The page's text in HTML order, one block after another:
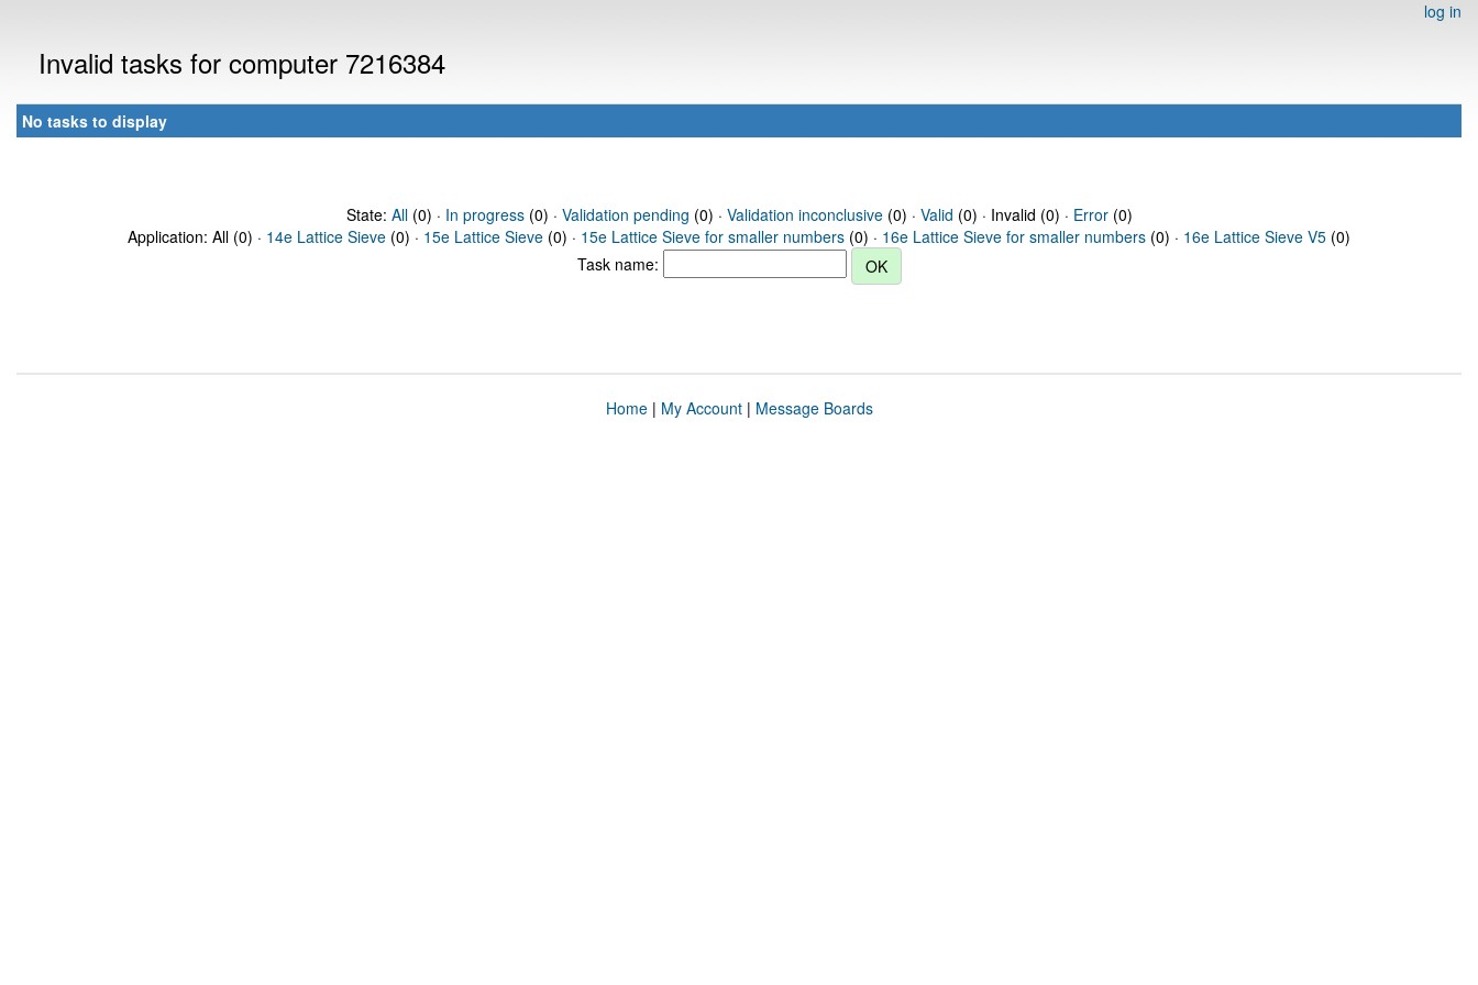
log in
Invalid tasks for computer 7216384
No tasks to display
State: All(0) · In progress(0) · Validation pending (0) · Validation inconclusive(0) · Valid (0) · Invalid (0) · Error(0)
Application: All (0) · 14e Lattice Sieve (0) · 15e Lattice Sieve (0) · 15e Lattice Sieve for smaller numbers (0) · 16e Lattice Sieve for smaller numbers (0) · 16e Lattice Sieve V5 (0)
Task name:
Home| My Account| Message Boards